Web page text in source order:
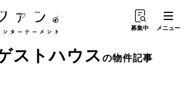
募集中 メニュー
ストハウスの物件記事